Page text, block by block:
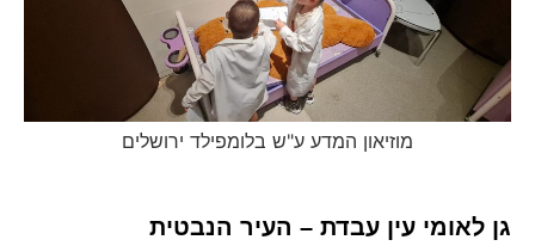
מוזיאון המדע ע"ש בלומפילד ירושלים
גן לאומי עין עבדת – העיר הנבטית